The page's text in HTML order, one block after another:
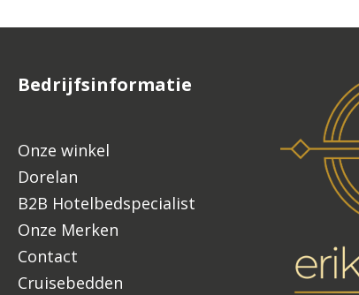
Bedrijfsinformatie
Onze winkel
Dorelan
B2B Hotelbedspecialist
Onze Merken
Contact
Cruisebedden